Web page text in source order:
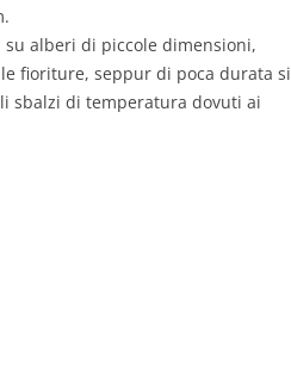
su alberi di piccole dimensioni,
fioriture, seppur di poca durata si
sbalzi di temperatura dovuti ai